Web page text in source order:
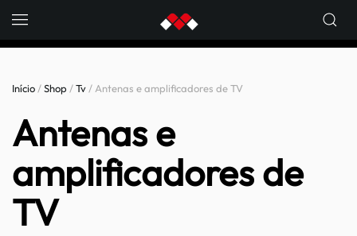
Skip to main content
Início /Shop /Tv / Antenas e amplificadores de TV
Antenas e
amplificadores de
TV